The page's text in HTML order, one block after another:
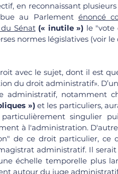
en reconnaissant plusieurs
au Parlement énoncé
Sénat (« inutile ») le "vote
normes législatives (voir
avec le sujet, dont il est
du droit administratif».
administratif, notamment
») et les particuliers,
singulier
à l'administration.
de ce droit particulier, ce
administratif. Il
échelle temporelle plus
autour du juge